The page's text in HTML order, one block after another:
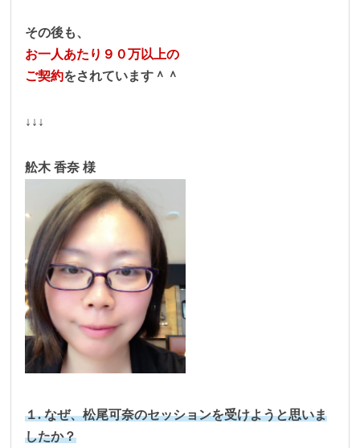
その後も、
お一人あたり９０万以上の
ご契約をされています＾＾
↓↓↓
舩木 香奈 様
１. なぜ、松尾可奈のセッションを受けようと思いま
したか？